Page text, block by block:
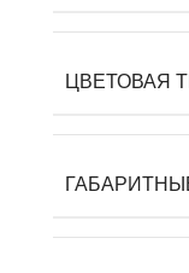
ЦВЕТОВАЯ